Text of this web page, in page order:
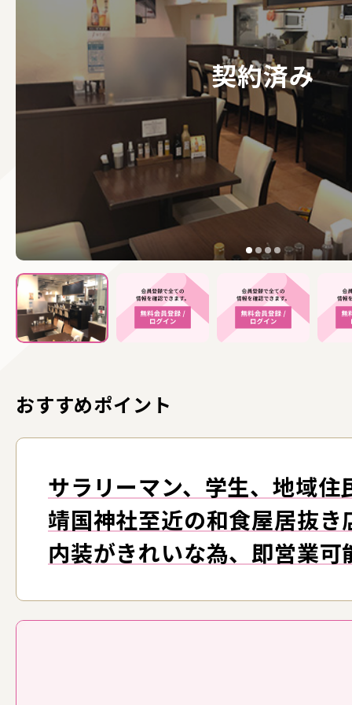
おすすめポイント
サラリーマン、学生、地域
靖国神社至近の和食屋居抜き
内装がきれいな為、即営業可